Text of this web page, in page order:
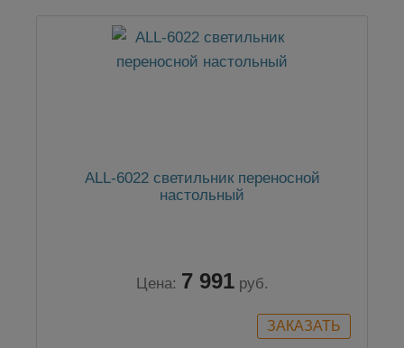
ALL-6022 светильник переносной
настольный
Цена: 7 991 руб.